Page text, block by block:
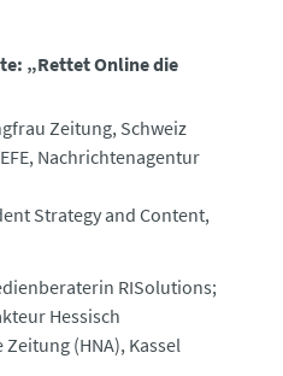
„Rettet Online die
Zeitung, Schweiz
Nachrichtenagentur
Strategy and Content,
RISolutions;
Hessisch
(HNA), Kassel